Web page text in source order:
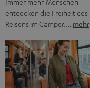
entdecken die Freiheit des
Reisens im Camper.… mehr